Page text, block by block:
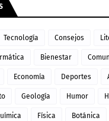
Tecnología Consejos
Bienestar
Economía Deportes
Geología Humor
Física Botánica